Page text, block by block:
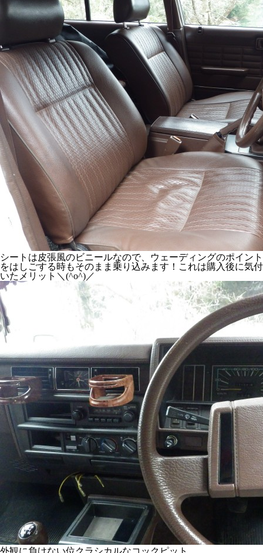
シートは皮張風のビニールなので、ウェーディングのポイント
をはしごする時もそのまま乗り込みます！これは購入後に気付
いたメリット＼(^o^)／
外観に負けない位クラシカルなコックピット。